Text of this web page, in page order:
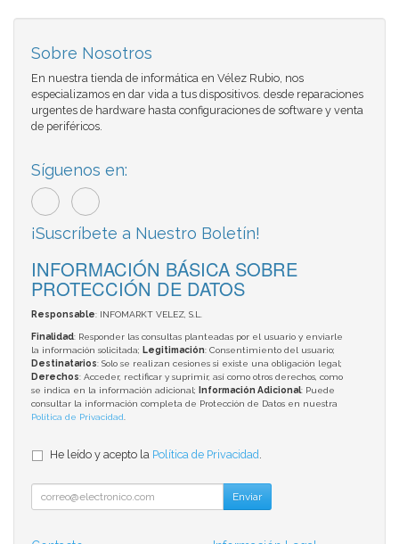
Sobre Nosotros
En nuestra tienda de informática en Vélez Rubio, nos
especializamos en dar vida a tus dispositivos. desde reparaciones
urgentes de hardware hasta configuraciones de software y venta
de periféricos.
Síguenos en:
¡Suscríbete a Nuestro Boletín!
INFORMACIÓN BÁSICA SOBRE
PROTECCIÓN DE DATOS
Responsable: INFOMARKT VELEZ, S.L.
Finalidad: Responder las consultas planteadas por el usuario y enviarle
la información solicitada; Legitimación: Consentimiento del usuario;
Destinatarios: Solo se realizan cesiones si existe una obligación legal;
Derechos: Acceder, rectificar y suprimir, así como otros derechos, como
se indica en la información adicional;
Información Adicional: Puede
consultar la información completa de Protección de Datos en nuestra
Política de Privacidad
He leído y acepto la Política de Privacidad
Enviar